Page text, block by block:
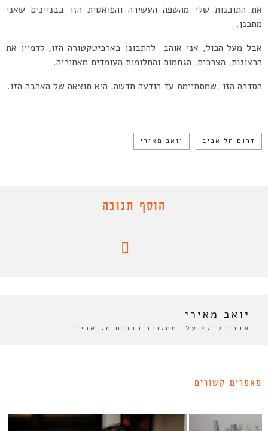
את התובנות שלי מהשפה העשירה והפואטית הזו בבניינים שאני
מתכנן.
אבל מעל הכול, אני אוהב להתבונן בארכיטקטורה הזו, לדמיין את
הרצונות, הצרכים, הגחמות והחלומות העומדים מאחוריה.
הסדרה הזו ,שמסתיימת עד הודעה חדשה, היא תוצאה של האהבה הזו.
דרום תל אביב יואב מאירי
הוסף תגובה
יואב מאירי
אדריכל הפועל ומתגורר בדרום תל אביב
מאמרים קשורים